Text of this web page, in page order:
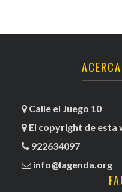
Calle el Juego 10
El copyright de esta
922634097
info@lagenda.org